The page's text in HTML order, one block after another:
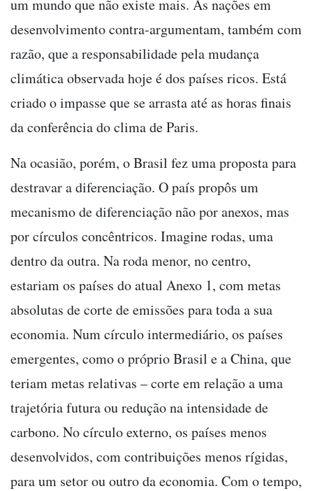
um mundo que não existe mais. As nações em
desenvolvimento contra-argumentam, também com
razão, que a responsabilidade pela mudança
climática observada hoje é dos países ricos. Está
criado o impasse que se arrasta até as horas finais
da conferência do clima de Paris.
Na ocasião, porém, o Brasil fez uma proposta para
destravar a diferenciação. O país propôs um
mecanismo de diferenciação não por anexos, mas
por círculos concêntricos. Imagine rodas, uma
dentro da outra. Na roda menor, no centro,
estariam os países do atual Anexo 1, com metas
absolutas de corte de emissões para toda a sua
economia. Num círculo intermediário, os países
emergentes, como o próprio Brasil e a China, que
teriam metas relativas – corte em relação a uma
trajetória futura ou redução na intensidade de
carbono. No círculo externo, os países menos
desenvolvidos, com contribuições menos rígidas,
para um setor ou outro da economia. Com o tempo,